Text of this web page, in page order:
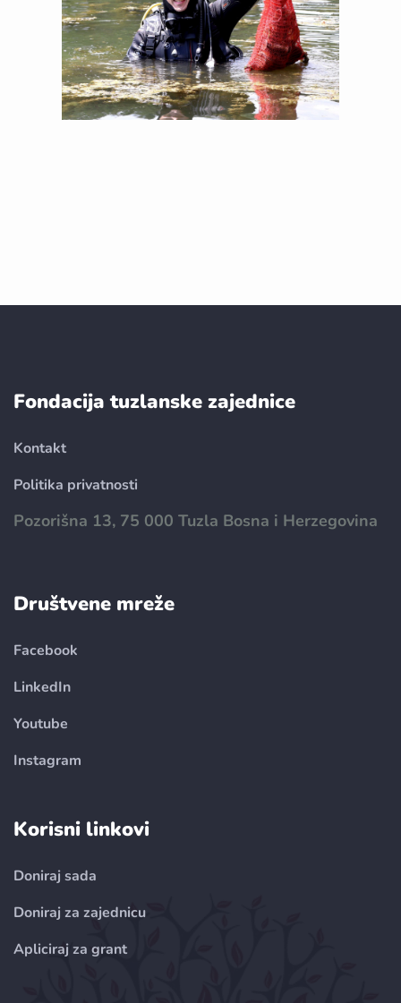
Fondacija tuzlanske zajednice
Kontakt
Politika privatnosti
Pozorišna 13, 75 000 Tuzla Bosna i Herzegovina
Društvene mreže
Facebook
LinkedIn
Youtube
Instagram
Korisni linkovi
Doniraj sada
Doniraj za zajednicu
Apliciraj za grant